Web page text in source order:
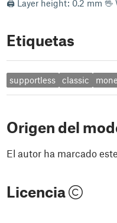
🖨 Layer height: 0.2 mm 🖖
Etiquetas
supportless classic
Origen del
El autor ha marcado
Licencia